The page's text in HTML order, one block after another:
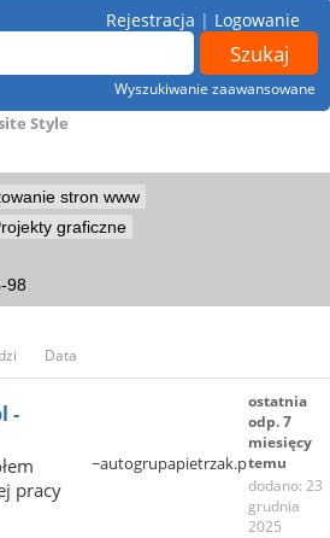
Wyszukiwanie zaawansowane
Rejestracja | Logowanie
Style
stron www
graficzne
98
Data
-
pracy
~autogrupapietrzak.pl
ostatnia
odp. 7
miesięcy
temu
dodano: 23
grudnia
2025